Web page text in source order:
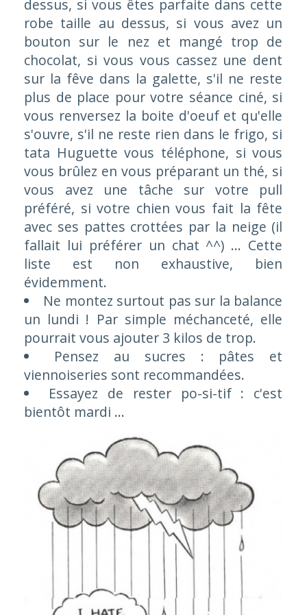
dessus, si vous êtes parfaite dans cette
robe taille au dessus, si vous avez un
bouton sur le nez et mangé trop de
chocolat, si vous vous cassez une dent
sur la fêve dans la galette, s'il ne reste
plus de place pour votre séance ciné, si
vous renversez la boite d'oeuf et qu'elle
s'ouvre, s'il ne reste rien dans le frigo, si
tata Huguette vous téléphone, si vous
vous brûlez en vous préparant un thé, si
vous avez une tâche sur votre pull
préféré, si votre chien vous fait la fête
avec ses pattes crottées par la neige (il
fallait lui préférer un chat ^^) ... Cette
liste est non exhaustive, bien
évidemment.
Ne montez surtout pas sur la balance
un lundi ! Par simple méchanceté, elle
pourrait vous ajouter 3 kilos de trop.
Pensez au sucres : pâtes et
viennoiseries sont recommandées.
Essayez de rester po-si-tif : c'est
bientôt mardi ...